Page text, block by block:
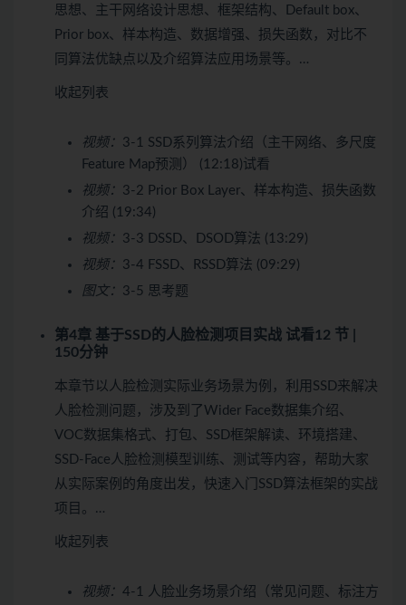
思想、主干网络设计思想、框架结构、Default box、
Prior box、样本构造、数据增强、损失函数，对比不
同算法优缺点以及介绍算法应用场景等。…
收起列表
视频： 3-1 SSD系列算法介绍（主干网络、多尺度
Feature Map预测） (12:18)试看
视频： 3-2 Prior Box Layer、样本构造、损失函数
介绍 (19:34)
视频： 3-3 DSSD、DSOD算法 (13:29)
视频： 3-4 FSSD、RSSD算法 (09:29)
图文： 3-5 思考题
第4章 基于SSD的人脸检测项目实战 试看12 节 |
150分钟
本章节以人脸检测实际业务场景为例，利用SSD来解决
人脸检测问题，涉及到了Wider Face数据集介绍、
VOC数据集格式、打包、SSD框架解读、环境搭建、
SSD-Face人脸检测模型训练、测试等内容，帮助大家
从实际案例的角度出发，快速入门SSD算法框架的实战
项目。…
收起列表
视频： 4-1 人脸业务场景介绍（常见问题、标注方